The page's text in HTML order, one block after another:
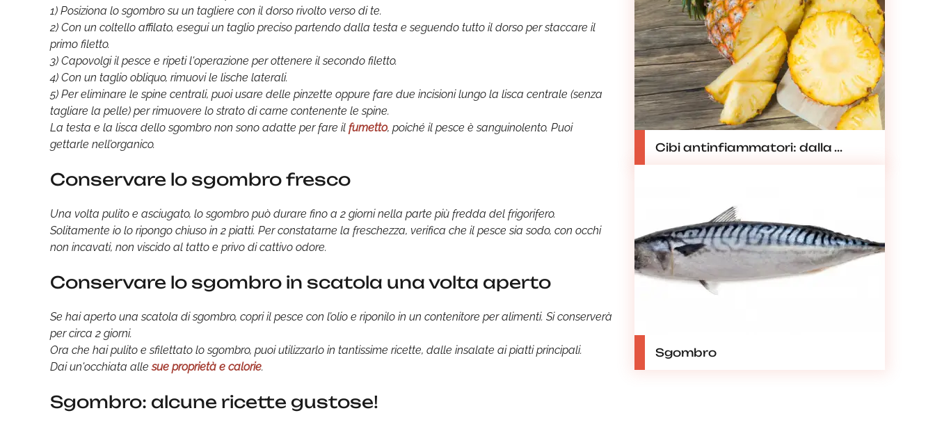
1) Posiziona lo sgombro su un tagliere con il dorso rivolto verso di te.
2) Con un coltello affilato, esegui un taglio preciso partendo dalla testa e seguendo tutto il dorso per staccare il
primo filetto.
3) Capovolgi il pesce e ripeti l'operazione per ottenere il secondo filetto.
4) Con un taglio obliquo, rimuovi le lische laterali.
5) Per eliminare le spine centrali, puoi usare delle pinzette oppure fare due incisioni lungo la lisca centrale (senza
tagliare la pelle) per rimuovere lo strato di carne contenente le spine.
La testa e la lisca dello sgombro non sono adatte per fare il fumetto, poiché il pesce è sanguinolento. Puoi
gettarle nell’organico.
Conservare lo sgombro fresco
Una volta pulito e asciugato, lo sgombro può durare fino a 2 giorni nella parte più fredda del frigorifero.
Solitamente io lo ripongo chiuso in 2 piatti. Per constatarne la freschezza, verifica che il pesce sia sodo, con occhi
non incavati, non viscido al tatto e privo di cattivo odore.
Conservare lo sgombro in scatola una volta aperto
Se hai aperto una scatola di sgombro, copri il pesce con l’olio e riponilo in un contenitore per alimenti. Si conserverà
per circa 2 giorni.
Ora che hai pulito e sfilettato lo sgombro, puoi utilizzarlo in tantissime ricette, dalle insalate ai piatti principali.
Dai un'occhiata allesue proprietà e calorie.
Sgombro: alcune ricette gustose!
Cibi antinfiammatori: dalla ...
Sgombro